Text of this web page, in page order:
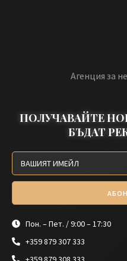
Агенция за
ПОЛУЧАВАЙТЕ
БЪДАТ
Пон. – Пет. / 9:00 – 17:30
+359 879 307 333